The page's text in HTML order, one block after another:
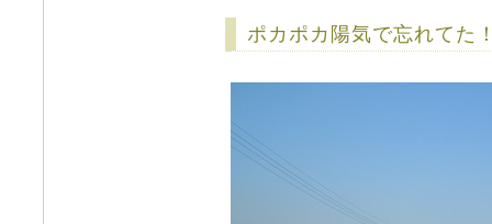
ポカポカ陽気で忘れてた